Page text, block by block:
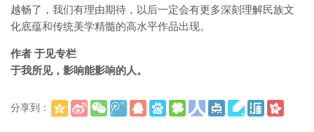
越畅了，我们有理由期待，以后一定会有更多深刻理解民族文
化底蕴和传统美学精髓的高水平作品出现。
作者 于见专栏
于我所见，影响能影响的人。
分享到：